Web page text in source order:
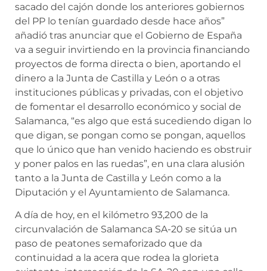
sacado del cajón donde los anteriores gobiernos
del PP lo tenían guardado desde hace años”
añadió tras anunciar que el Gobierno de España
va a seguir invirtiendo en la provincia financiando
proyectos de forma directa o bien, aportando el
dinero a la Junta de Castilla y León o a otras
instituciones públicas y privadas, con el objetivo
de fomentar el desarrollo económico y social de
Salamanca, “es algo que está sucediendo digan lo
que digan, se pongan como se pongan, aquellos
que lo único que han venido haciendo es obstruir
y poner palos en las ruedas”, en una clara alusión
tanto a la Junta de Castilla y León como a la
Diputación y el Ayuntamiento de Salamanca.
A día de hoy, en el kilómetro 93,200 de la
circunvalación de Salamanca SA-20 se sitúa un
paso de peatones semaforizado que da
continuidad a la acera que rodea la glorieta